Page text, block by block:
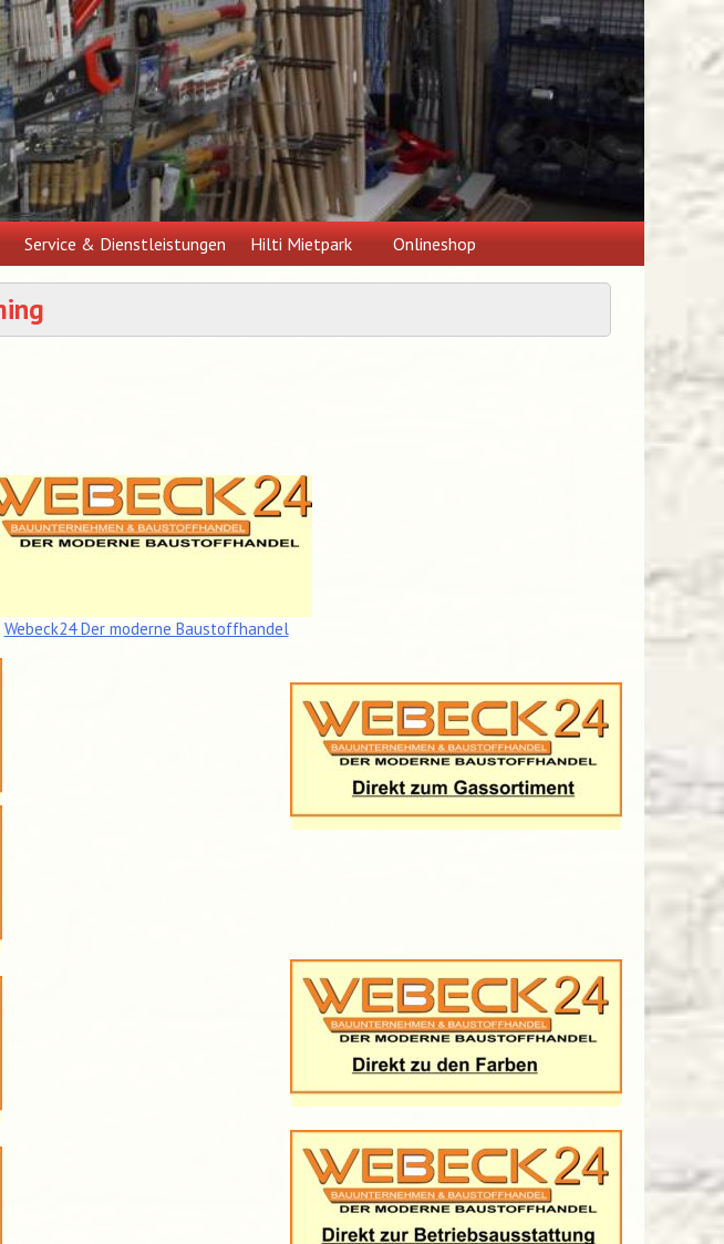
Service & Dienstleistungen Hilti Mietpark Onlineshop
Webeck24 Der moderne Baustoffhandel